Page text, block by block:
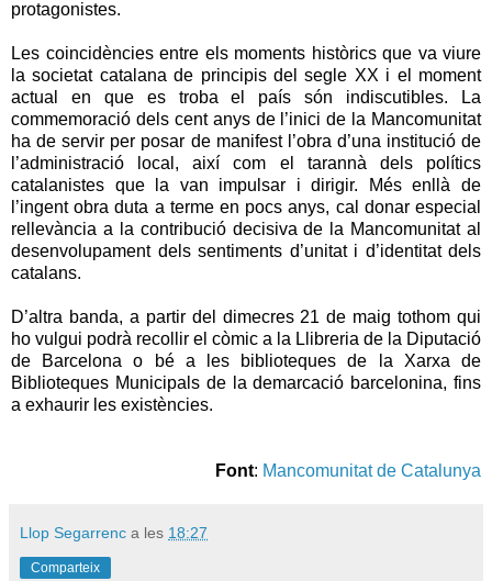
protagonistes.
Les coincidències entre els moments històrics que va viure
la societat catalana de principis del segle XX i el moment
actual en que es troba el país són indiscutibles. La
commemoració dels cent anys de l’inici de la Mancomunitat
ha de servir per posar de manifest l’obra d’una institució de
l’administració local, així com el tarannà dels polítics
catalanistes que la van impulsar i dirigir. Més enllà de
l’ingent obra duta a terme en pocs anys, cal donar especial
rellevància a la contribució decisiva de la Mancomunitat al
desenvolupament dels sentiments d’unitat i d’identitat dels
catalans.
D’altra banda, a partir del dimecres 21 de maig tothom qui
ho vulgui podrà recollir el còmic a la Llibreria de la Diputació
de Barcelona o bé a les biblioteques de la Xarxa de
Biblioteques Municipals de la demarcació barcelonina, fins
a exhaurir les existències.
Font: Mancomunitat de Catalunya
Llop Segarrenc a les 18:27
Comparteix